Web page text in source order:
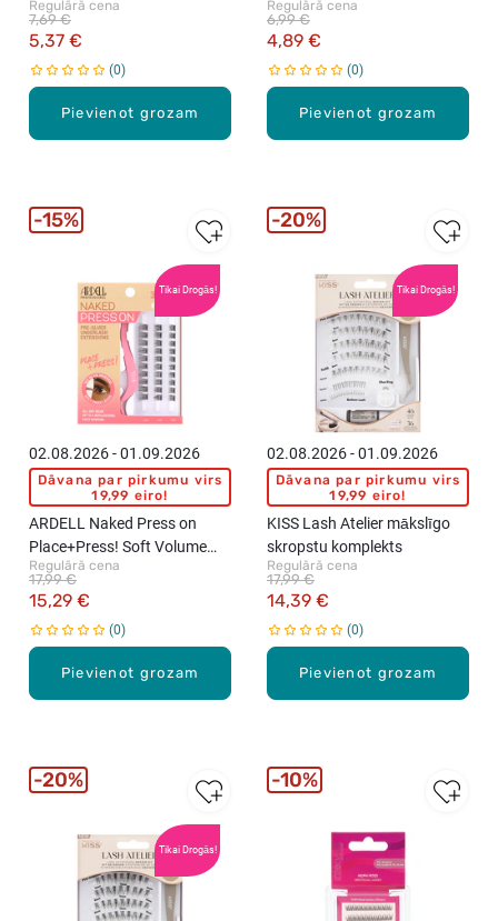
Pievienot grozam
Regulārā cena
5,37 €
7,69 €
0
Pievienot grozam
Regulārā cena
4,89 €
6,99 €
0
Tikai Drogās!
Pievienot grozam
02.08.2026 - 01.09.2026
Dāvana par pirkumu virs
19,99 eiro!
ARDELL Naked Press on
Place+Press! Soft Volume
mākslīgo skropstu
komplekts, 30gab.
Regulārā cena
15,29 €
17,99 €
0
15%
Tikai Drogās!
Pievienot grozam
02.08.2026 - 01.09.2026
Dāvana par pirkumu virs
19,99 eiro!
KISS Lash Atelier mākslīgo
skropstu komplekts
Regulārā cena
14,39 €
17,99 €
0
20%
Tikai Drogās!
20% 10%